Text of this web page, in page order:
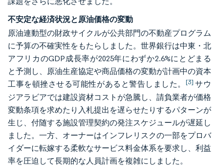
不安定な経済状況と原油価格の変動
原油連動型の財政サイクルが公共部門の不動産プログラム
に予算の不確実性をもたらしました。世界銀行は中東・北
アフリカのGDP成長率が2025年にわずか2.6%にとどまる
と予測し、原油生産協定や商品価格の変動が計画中の資本
工事を頓挫させる可能性があると警告しました。 [3] サウ
ジアラビアでは建設資材コストが急騰し、請負業者が価格
変動条項を求めたり入札提出を遅らせたりするパターンが
生じ、付随する施設管理契約の発注スケジュールが遅延し
ました。一方、オーナーはインフレリスクの一部をプロバ
イダーに転嫁する柔軟なサービス料金体系を要求し、利益
率を圧迫して長期的な人員計画を複雑にしました。